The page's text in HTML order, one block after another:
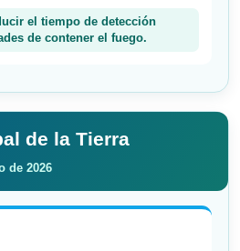
el tiempo de detección
de contener el fuego.
de la Tierra
de 2026